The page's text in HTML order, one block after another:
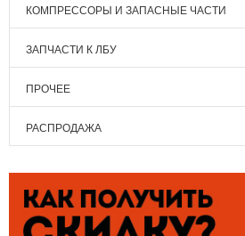
КОМПРЕССОРЫ И ЗАПАСНЫЕ ЧАСТИ
ЗАПЧАСТИ К ЛБУ
ПРОЧЕЕ
РАСПРОДАЖА